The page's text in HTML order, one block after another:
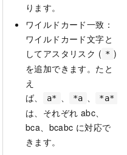
ります。
ワイルドカード一致：
ワイルドカード文字と
してアスタリスク ( * )
を追加できます。たと
え
ば、
a* *a *a*
は、それぞれ abc、
bca、bcabc に対応で
きます。